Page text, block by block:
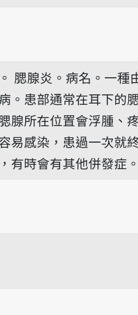
phê
腮腺炎。病名。一種
。患部通常在耳下的
腺所在位置會浮腫、
易感染，患過一次就
有時會有其他併發症。